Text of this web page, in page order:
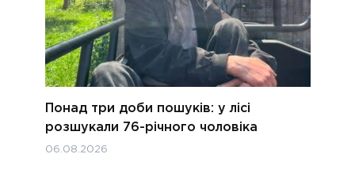
Понад три доби пошуків: у лісі
розшукали 76-річного чоловіка
06.08.2026